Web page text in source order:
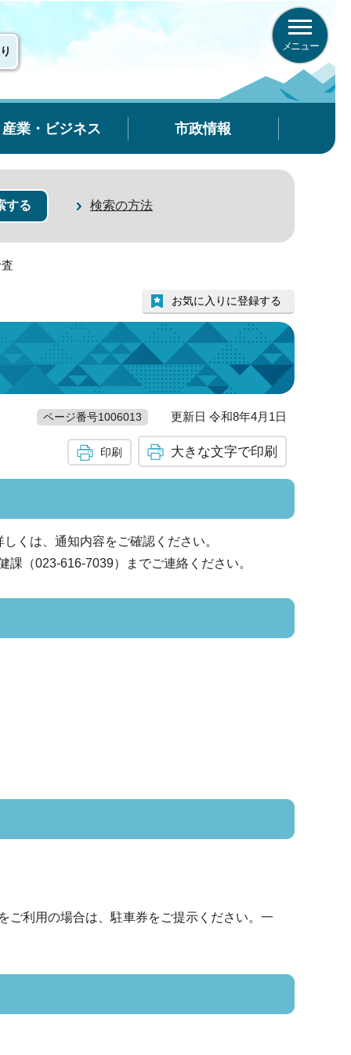
メニュー
産業・ビジネス 市政情報
検索の方法
お気に入りに登録する
ページ番号1006013 更新日 令和8年4月1日
印刷 大きな文字で印刷
くは、通知内容をご確認ください。
（023-616-7039）までご連絡ください。
ご利用の場合は、駐車券をご提示ください。一